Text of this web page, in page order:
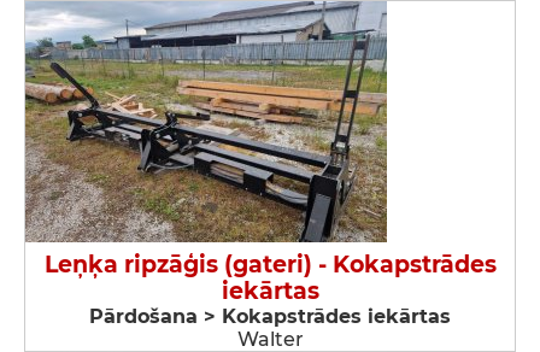
Leņķa ripzāģis (gateri) - Kokapstrādes
iekārtas
Pārdošana > Kokapstrādes iekārtas
Walter